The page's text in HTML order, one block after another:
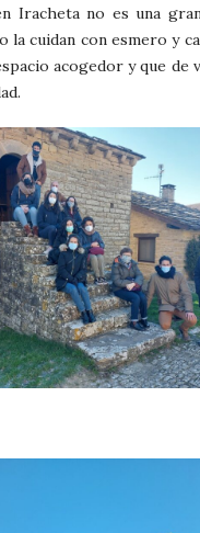
Iracheta no es una
la cuidan con esmero y
acogedor y que de